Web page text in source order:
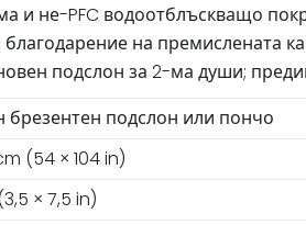
и не-PFC водоотблъскващо
на премислената
подслон за 2-ма души;
брезентен подслон или пончо
(54 × 104 in)
× 7,5 in)